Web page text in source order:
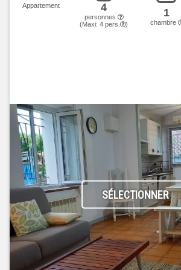
Appartement 4
personnes
(Maxi: 4 pers. )
1
chambre
SÉLECTIONNER